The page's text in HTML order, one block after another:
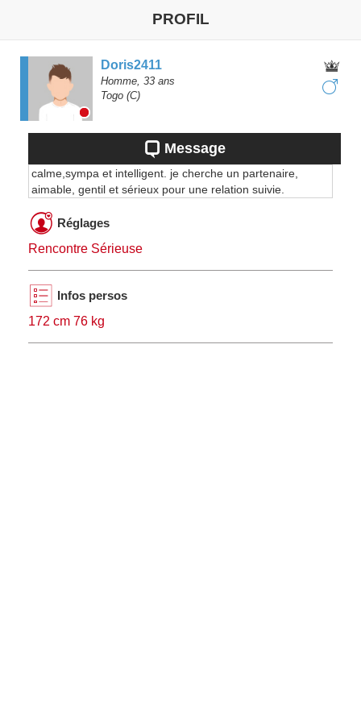
PROFIL
Doris2411
Homme, 33 ans
Togo (C)
Message
calme,sympa et intelligent. je cherche un partenaire,
aimable, gentil et sérieux pour une relation suivie.
Réglages
Rencontre Sérieuse
Infos persos
172 cm 76 kg